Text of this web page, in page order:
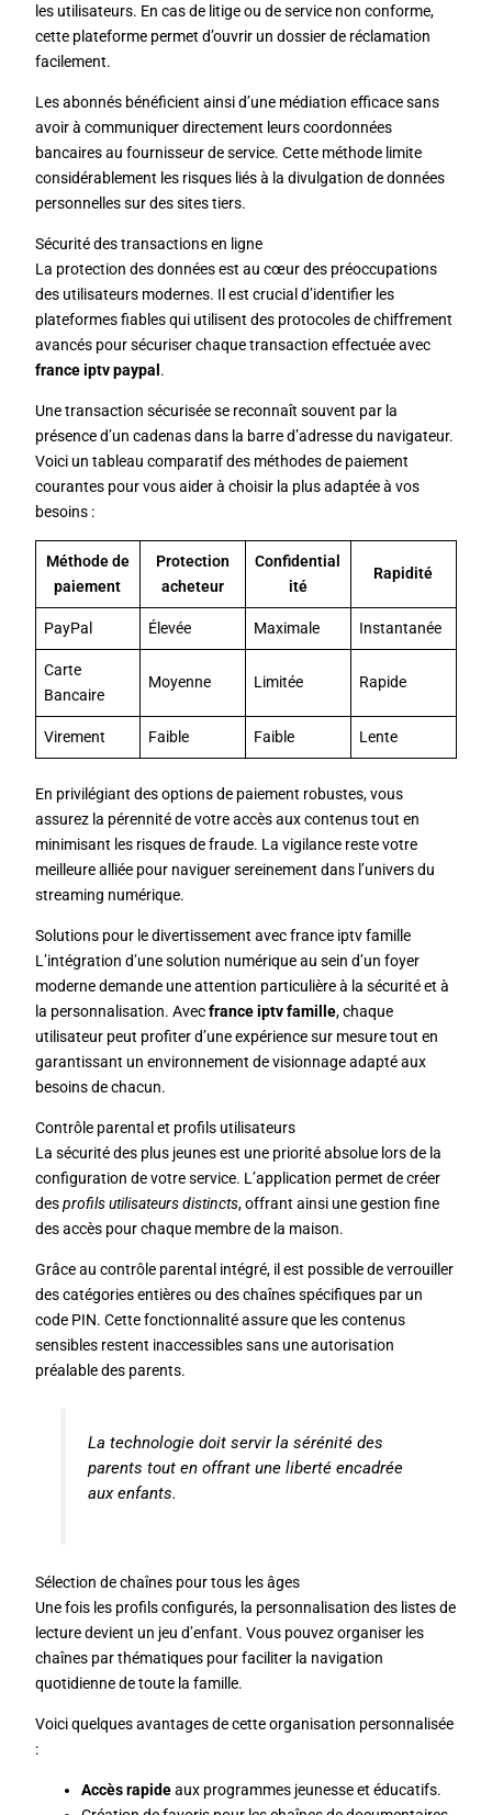
les utilisateurs. En cas de litige ou de service non conforme,
cette plateforme permet d’ouvrir un dossier de réclamation
facilement.
Les abonnés bénéficient ainsi d’une médiation efficace sans
avoir à communiquer directement leurs coordonnées
bancaires au fournisseur de service. Cette méthode limite
considérablement les risques liés à la divulgation de données
personnelles sur des sites tiers.
Sécurité des transactions en ligne
La protection des données est au cœur des préoccupations
des utilisateurs modernes. Il est crucial d’identifier les
plateformes fiables qui utilisent des protocoles de chiffrement
avancés pour sécuriser chaque transaction effectuée avec
france iptv paypal.
Une transaction sécurisée se reconnaît souvent par la
présence d’un cadenas dans la barre d’adresse du navigateur.
Voici un tableau comparatif des méthodes de paiement
courantes pour vous aider à choisir la plus adaptée à vos
besoins :
Méthode de
paiement
Protection
acheteur
Confidential
ité
Rapidité
PayPal Élevée Maximale Instantanée
Carte
Bancaire
Moyenne Limitée Rapide
Virement Faible Faible Lente
En privilégiant des options de paiement robustes, vous
assurez la pérennité de votre accès aux contenus tout en
minimisant les risques de fraude. La vigilance reste votre
meilleure alliée pour naviguer sereinement dans l’univers du
streaming numérique.
Solutions pour le divertissement avec france iptv famille
L’intégration d’une solution numérique au sein d’un foyer
moderne demande une attention particulière à la sécurité et à
la personnalisation. Avecfrance iptv famille, chaque
utilisateur peut profiter d’une expérience sur mesure tout en
garantissant un environnement de visionnage adapté aux
besoins de chacun.
Contrôle parental et profils utilisateurs
La sécurité des plus jeunes est une priorité absolue lors de la
configuration de votre service. L’application permet de créer
desprofils utilisateurs distincts, offrant ainsi une gestion fine
des accès pour chaque membre de la maison.
Grâce au contrôle parental intégré, il est possible de verrouiller
des catégories entières ou des chaînes spécifiques par un
code PIN. Cette fonctionnalité assure que les contenus
sensibles restent inaccessibles sans une autorisation
préalable des parents.
La technologie doit servir la sérénité des
parents tout en offrant une liberté encadrée
aux enfants.
Sélection de chaînes pour tous les âges
Une fois les profils configurés, la personnalisation des listes de
lecture devient un jeu d’enfant. Vous pouvez organiser les
chaînes par thématiques pour faciliter la navigation
quotidienne de toute la famille.
Voici quelques avantages de cette organisation personnalisée
:
Accès rapideaux programmes jeunesse et éducatifs.